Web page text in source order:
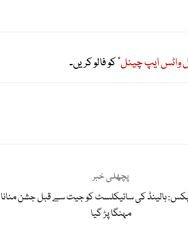
واٹس ایپ چینل"کو فالو کریں۔
پچھلی خبر
ہالینڈ کی سائیکلسٹ کو جیت سے قبل جشن منانا
مہنگا پڑ گیا